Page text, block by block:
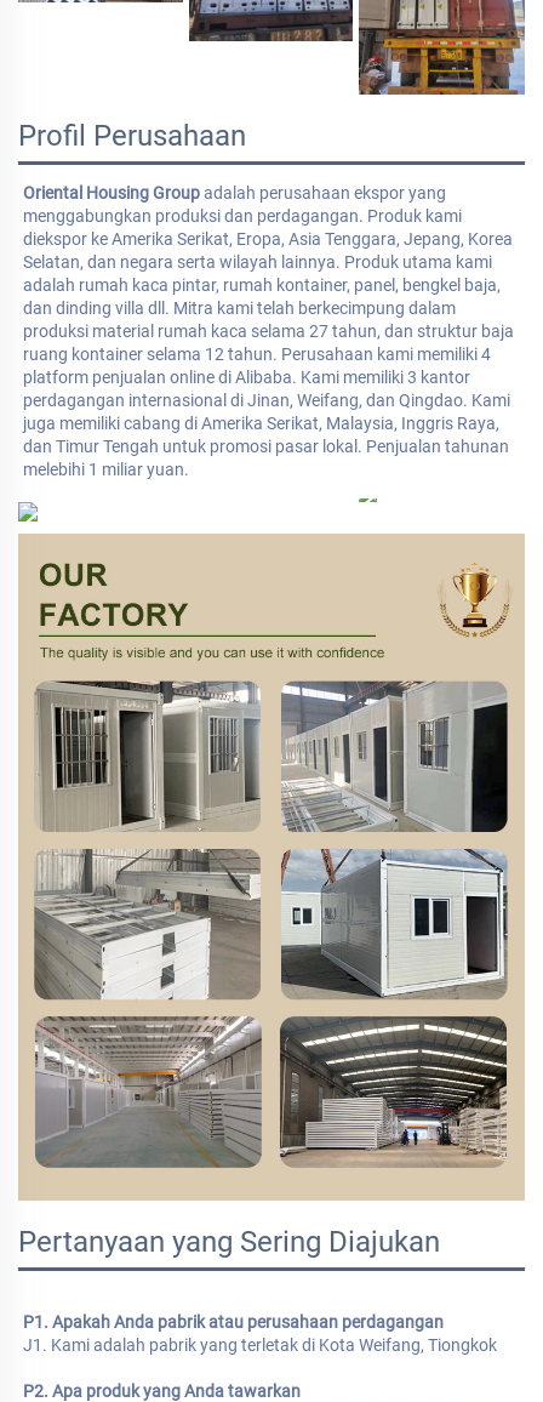
Profil Perusahaan
Oriental Housing Group adalah perusahaan ekspor yang
menggabungkan produksi dan perdagangan. Produk kami
diekspor ke Amerika Serikat, Eropa, Asia Tenggara, Jepang, Korea
Selatan, dan negara serta wilayah lainnya. Produk utama kami
adalah rumah kaca pintar, rumah kontainer, panel, bengkel baja,
dan dinding villa dll. Mitra kami telah berkecimpung dalam
produksi material rumah kaca selama 27 tahun, dan struktur baja
ruang kontainer selama 12 tahun. Perusahaan kami memiliki 4
platform penjualan online di Alibaba. Kami memiliki 3 kantor
perdagangan internasional di Jinan, Weifang, dan Qingdao. Kami
juga memiliki cabang di Amerika Serikat, Malaysia, Inggris Raya,
dan Timur Tengah untuk promosi pasar lokal. Penjualan tahunan
melebihi 1 miliar yuan.
Pertanyaan yang Sering Diajukan
P1. Apakah Anda pabrik atau perusahaan perdagangan
J1. Kami adalah pabrik yang terletak di Kota Weifang, Tiongkok
P2. Apa produk yang Anda tawarkan